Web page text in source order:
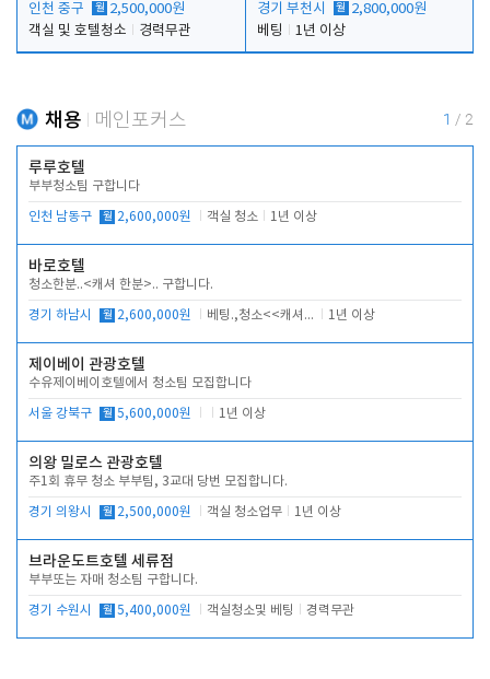
인천 중구 월 2,500,000원
객실 및 호텔청소
경력무관
경기 부천시 월 2,800,000원
베팅
1년 이상
채용 메인포커스 1 / 2
루루호텔
부부청소팀 구합니다
인천 남동구 월 2,600,000원 객실 청소 1년 이상
바로호텔
청소한분..<캐셔 한분>.. 구합니다.
경기 하남시 월 2,600,000원 베팅.,청소<<캐셔 모셔봅니다. 1년 이상
제이베이 관광호텔
수유제이베이호텔에서 청소팀 모집합니다
서울 강북구 월 5,600,000원 1년 이상
의왕 밀로스 관광호텔
주1회 휴무 청소 부부팀, 3교대 당번 모집합니다.
경기 의왕시 월 2,500,000원 객실 청소업무 1년 이상
브라운도트호텔 세류점
부부또는 자매 청소팀 구합니다.
경기 수원시 월 5,400,000원 객실청소및 베팅 경력무관